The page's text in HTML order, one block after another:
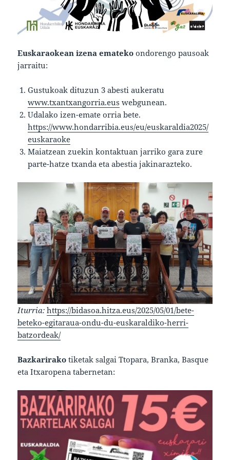
Euskaraokean izena emateko ondorengo pausoak
jarraitu:
Gustukoak dituzun 3 abesti aukeratu
www.txantxangorria.eus webgunean.
Udalako izen-emate orria bete.
https://www.hondarribia.eus/eu/euskaraldia2025/
euskaraoke
Maiatzean zuekin kontaktuan jarriko gara zure
parte-hatze txanda eta abestia jakinarazteko.
Iturria:https://bidasoa.hitza.eus/2025/05/01/bete-
beteko-egitaraua-ondu-du-euskaraldiko-herri-
batzordeak/
Bazkarirako tiketak salgai Ttopara, Branka, Basque
eta Itxaropena tabernetan: